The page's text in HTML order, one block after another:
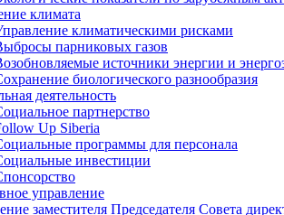
климата
климатическими рисками
парниковых газов
источники энергии и
биологического разнообразия
деятельность
партнерство
Up Siberia
программы для персонала
инвестиции
управление
заместителя Председателя Совета